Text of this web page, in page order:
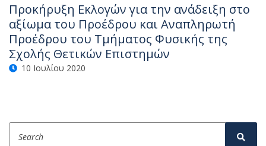
Προκήρυξη Εκλογών για την ανάδειξη στο
αξίωμα του Προέδρου και Αναπληρωτή
Προέδρου του Τμήματος Φυσικής της
Σχολής Θετικών Επιστημών
10 Ιουλίου 2020
Search
for: